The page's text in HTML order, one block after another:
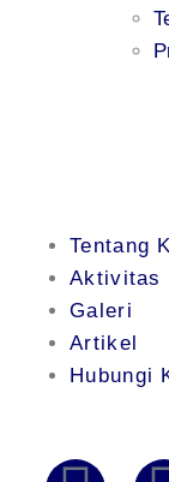
Tentang
Aktivitas
Galeri
Artikel
Hubungi